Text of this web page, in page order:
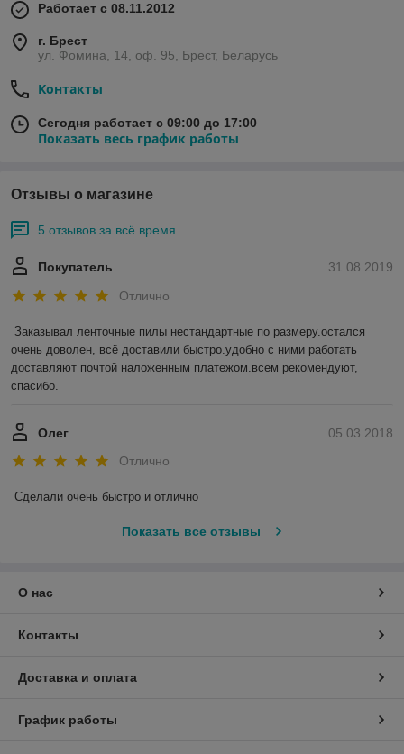
Работает с 08.11.2012
г. Брест
ул. Фомина, 14, оф. 95, Брест, Беларусь
Контакты
Сегодня работает с 09:00 до 17:00
Показать весь график работы
Отзывы о магазине
5 отзывов за всё время
31.08.2019
Покупатель
Отлично
Заказывал ленточные пилы нестандартные по размеру.остался
очень доволен, всё доставили быстро.удобно с ними работать
доставляют почтой наложенным платежом.всем рекомендуют,
спасибо.
05.03.2018
Олег
Отлично
Сделали очень быстро и отлично
Показать все отзывы
О нас
Контакты
Доставка и оплата
График работы